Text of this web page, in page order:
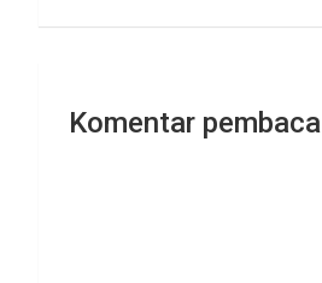
Komentar pembaca